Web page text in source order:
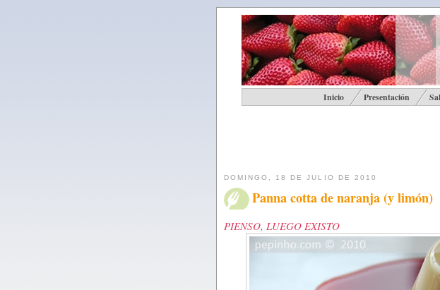
Inicio Presentación
DOMINGO, 18 DE JULIO DE 2010
Panna cotta de naranja (y limón)
PIENSO, LUEGO EXISTO